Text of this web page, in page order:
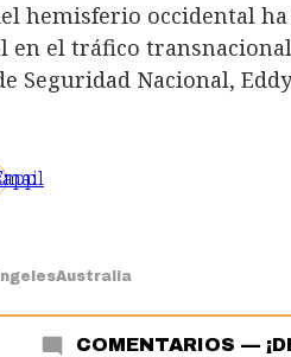
hemisferio occidental
en el tráfico
Seguridad Nacional,
Australia
COMENTARIOS —